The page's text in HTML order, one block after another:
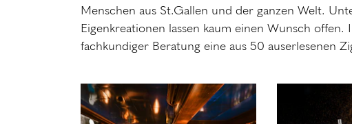
Menschen aus St.Gallen und der ganzen Welt.
Eigenkreationen lassen kaum einen Wunsch
fachkundiger Beratung eine aus 50 auserlesenen